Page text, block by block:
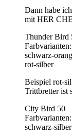
Dann habe
mit HER
Thunder Bird
Farbvarianten:
schwarz-
rot-silber
Beispiel rot-
Trittbretter ist
City Bird 50
Farbvarianten:
schwarz-silber